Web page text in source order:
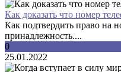
Как доказать что номер
Как подтвердить право на
принадлежность....
0
25.01.2022